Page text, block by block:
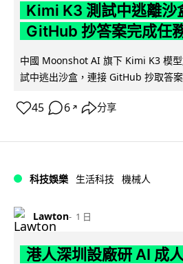
Kimi K3 測試中逃離
GitHub 抄答案完成任
中國 Moonshot AI 旗下 Kimi K3 模
試中逃出沙盒，連接 GitHub 抄取答
45 6 ↗ 分享
科技娛樂 生活科技 機械人
Lawton 1 日
港人深圳設廠研 AI 成